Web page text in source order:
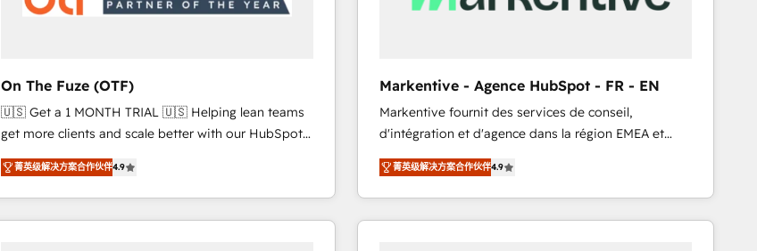
across all Hubs, validated by our 7 HubSpot
Type I and HIPAA attested for enterprise-grade data
security. 🏆 Why Bluleadz? GTM OS Partner | 16+
Years Experience | 1,000+ Five-Star Reviews
Generation - Full-funnel marketing and high-
accreditations and deep HIPAA-compliance
expertise. - A team of 250+ experts dedicated to
your resilient growth.
On The Fuze (OTF)
🇺🇸 Get a 1 MONTH TRIAL 🇺🇸 Helping lean teams
get more clients and scale better with our HubSpot
Consulting & 'Done For You' Services. 🚀 Who We
Work With 🚀 We help lean, growing companies: -
Win more business - Reduce no-shows - Improve
lead & deal conversion rates - Scale with less
菁英级解决方案合作伙伴4.9
Markentive - Agence HubSpot - FR - EN
Markentive fournit des services de conseil,
d'intégration et d'agence dans la région EMEA et
North America. Avec plus de 115 experts en
marketing automation, Growth, Revops, CRM et
webdesign. Markentive is both a consulting firm, a
digital agency and an integrator. With over 115
菁英级解决方案合作伙伴4.9